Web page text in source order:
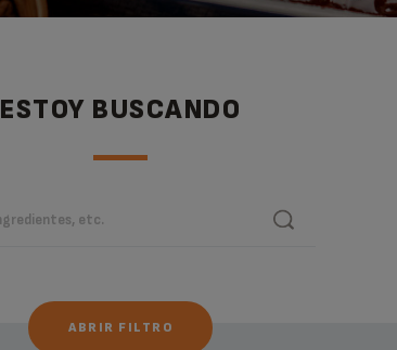
ESTOY BUSCANDO
ABRIR FILTRO